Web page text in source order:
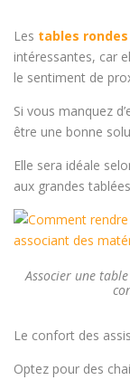
Les tables rondes
intéressantes, car
le sentiment de
Si vous manquez
être une bonne
Elle sera idéale
aux grandes
Associer une
Le confort des
Optez pour des